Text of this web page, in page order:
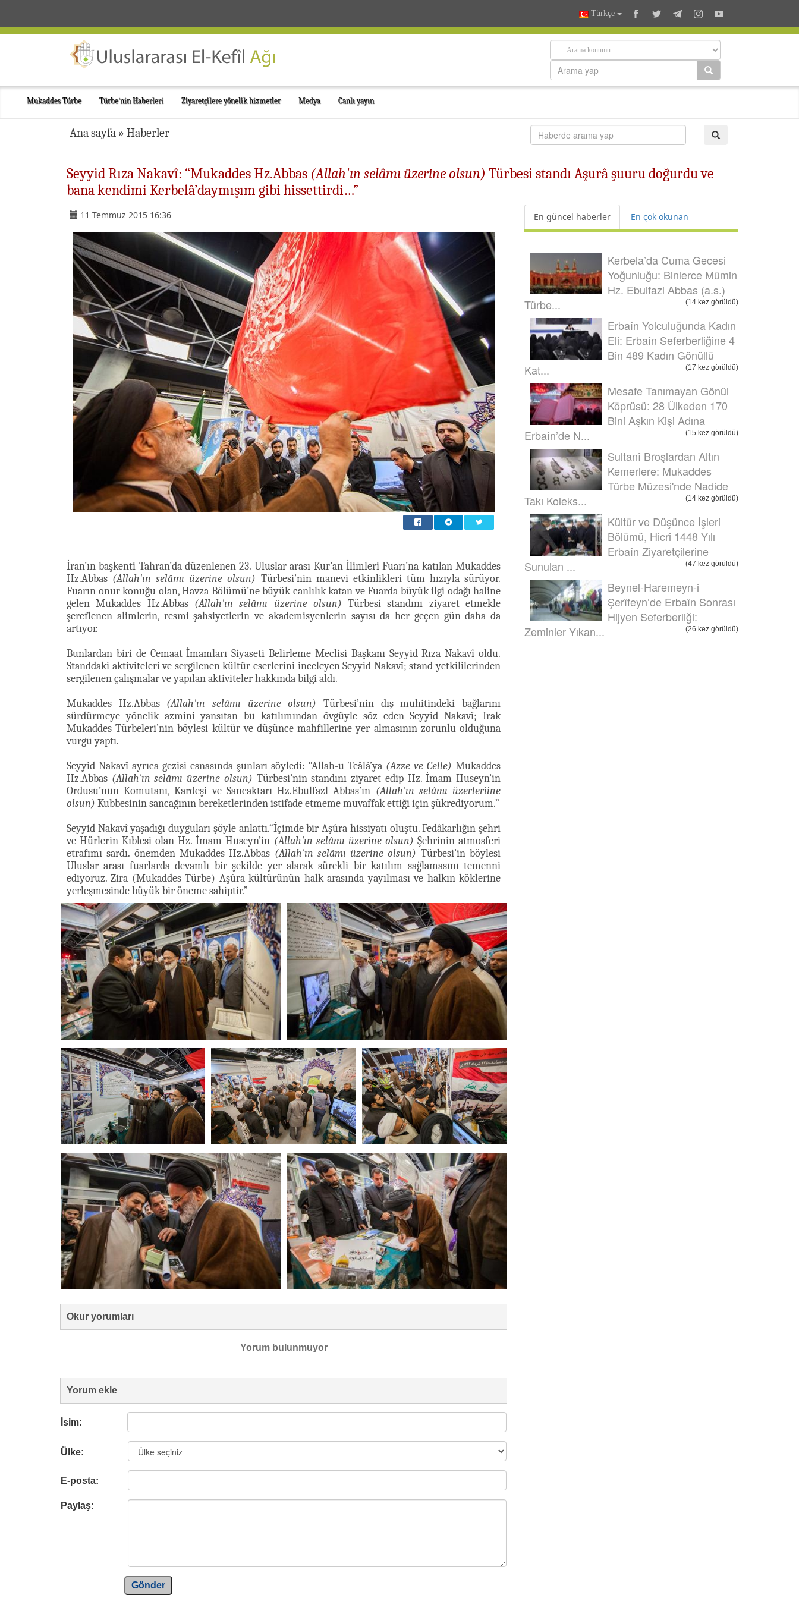
Türkçe
Mukaddes Türbe Türbe'nin Haberleri Ziyaretçilere yönelik hizmetler Medya Canlı yayın
Ana sayfa » Haberler
Seyyid Rıza Nakavî: “Mukaddes Hz.Abbas (Allah'ın selâmı üzerine olsun) Türbesi standı Aşurâ şuuru doğurdu ve
bana kendimi Kerbelâ’daymışım gibi hissettirdi…”
11 Temmuz 2015 16:36
İran’ın başkenti Tahran’da düzenlenen 23. Uluslar arası Kur’an İlimleri Fuarı’na katılan Mukaddes
Hz.Abbas (Allah'ın selâmı üzerine olsun) Türbesi’nin manevi etkinlikleri tüm hızıyla sürüyor.
Fuarın onur konuğu olan, Havza Bölümü’ne büyük canlılık katan ve Fuarda büyük ilgi odağı haline
gelen Mukaddes Hz.Abbas (Allah'ın selâmı üzerine olsun) Türbesi standını ziyaret etmekle
şereflenen alimlerin, resmi şahsiyetlerin ve akademisyenlerin sayısı da her geçen gün daha da
artıyor.
Bunlardan biri de Cemaat İmamları Siyaseti Belirleme Meclisi Başkanı Seyyid Rıza Nakavî oldu.
Standdaki aktiviteleri ve sergilenen kültür eserlerini inceleyen Seyyid Nakavî; stand yetkililerinden
sergilenen çalışmalar ve yapılan aktiviteler hakkında bilgi aldı.
Mukaddes Hz.Abbas (Allah'ın selâmı üzerine olsun) Türbesi’nin dış muhitindeki bağlarını
sürdürmeye yönelik azmini yansıtan bu katılımından övgüyle söz eden Seyyid Nakavî; Irak
Mukaddes Türbeleri’nin böylesi kültür ve düşünce mahfillerine yer almasının zorunlu olduğuna
vurgu yaptı.
Seyyid Nakavî ayrıca gezisi esnasında şunları söyledi: “Allah-u Teâlâ’ya (Azze ve Celle) Mukaddes
Hz.Abbas (Allah'ın selâmı üzerine olsun) Türbesi’nin standını ziyaret edip Hz. İmam Huseyn’in
Ordusu’nun Komutanı, Kardeşi ve Sancaktarı Hz.Ebulfazl Abbas’ın (Allah'ın selâmı üzerleriine
olsun) Kubbesinin sancağının bereketlerinden istifade etmeme muvaffak ettiği için şükrediyorum.”
Seyyid Nakavî yaşadığı duyguları şöyle anlattı.“İçimde bir Aşûra hissiyatı oluştu. Fedâkarlığın şehri
ve Hürlerin Kıblesi olan Hz. İmam Huseyn’in (Allah'ın selâmı üzerine olsun) Şehrinin atmosferi
etrafımı sardı. önemden Mukaddes Hz.Abbas (Allah'ın selâmı üzerine olsun) Türbesi’in böylesi
Uluslar arası fuarlarda devamlı bir şekilde yer alarak sürekli bir katılım sağlamasını temenni
ediyoruz. Zira (Mukaddes Türbe) Aşûra kültürünün halk arasında yayılması ve halkın köklerine
yerleşmesinde büyük bir öneme sahiptir.”
Okur yorumları
Yorum bulunmuyor
Yorum ekle
İsim:
Ülke:
E-posta:
Paylaş:
Gönder
En güncel haberler En çok okunan
Kerbela’da Cuma Gecesi
Yoğunluğu: Binlerce Mümin
Hz. Ebulfazl Abbas (a.s.)
Türbe...
(14 kez görüldü)
Erbaîn Yolculuğunda Kadın
Eli: Erbaîn Seferberliğine 4
Bin 489 Kadın Gönüllü
Kat...
(17 kez görüldü)
Mesafe Tanımayan Gönül
Köprüsü: 28 Ülkeden 170
Bini Aşkın Kişi Adına
Erbaîn’de N...
(15 kez görüldü)
Sultanî Broşlardan Altın
Kemerlere: Mukaddes
Türbe Müzesi'nde Nadide
Takı Koleks...
(14 kez görüldü)
Kültür ve Düşünce İşleri
Bölümü, Hicri 1448 Yılı
Erbaîn Ziyaretçilerine
Sunulan ...
(47 kez görüldü)
Beynel-Haremeyn-i
Şerîfeyn’de Erbaîn Sonrası
Hijyen Seferberliği:
Zeminler Yıkan...
(26 kez görüldü)